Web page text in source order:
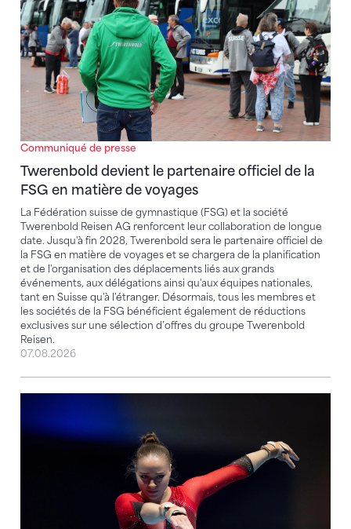
Communiqué de presse
Twerenbold devient le partenaire officiel de la
FSG en matière de voyages
La Fédération suisse de gymnastique (FSG) et la société
Twerenbold Reisen AG renforcent leur collaboration de longue
date. Jusqu'à fin 2028, Twerenbold sera le partenaire officiel de
la FSG en matière de voyages et se chargera de la planification
et de l'organisation des déplacements liés aux grands
événements, aux délégations ainsi qu'aux équipes nationales,
tant en Suisse qu'à l'étranger. Désormais, tous les membres et
les sociétés de la FSG bénéficient également de réductions
exclusives sur une sélection d’offres du groupe Twerenbold
Reisen.
07.08.2026